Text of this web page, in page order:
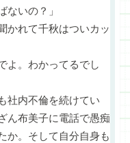
ないの？」
かれて千秋はついカッ
よ。わかってるでし
社内不倫を続けてい
ん布美子に電話で愚痴
か。そして自分自身も